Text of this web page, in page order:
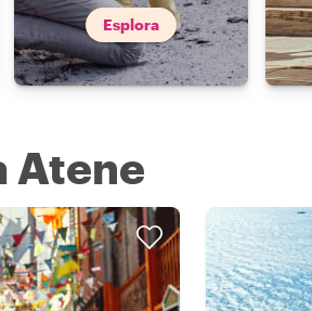
Esplora
Atene